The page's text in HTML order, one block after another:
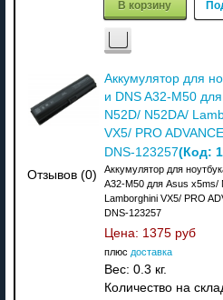
В корзину
Отзывов (0)
Аккумулятор для
и DNS A32-M50
N52D/ N52DA/
VX5/ PRO
DNS-123257(Код:
Аккумулятор для
A32-M50 для Asus x5ms/
Lamborghini VX5/ PRO
DNS-123257
Цена: 1375 руб
плюс доставка
Вес: 0.3 кг.
Количество на